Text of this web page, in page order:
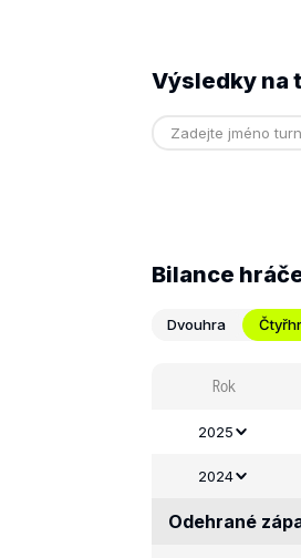
Výsledky na
Bilance
Dvouhra
Rok
2025
2024
Odehrané